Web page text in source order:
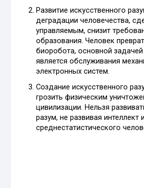
Развитие искусственного
деградации человечества,
управляемым, снизит
образования. Человек
биоробота, основной
является обслуживания
электронных систем.
Создание искусственного
грозить физическим
цивилизации. Нельзя
разум, не развивая интеллект
среднестатистического